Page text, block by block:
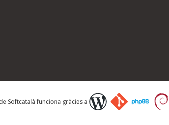
Softcatalà funciona gràcies a